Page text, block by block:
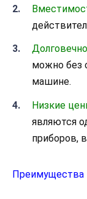
можно без
машине.
Низкие
являются
приборов,
Преимущества